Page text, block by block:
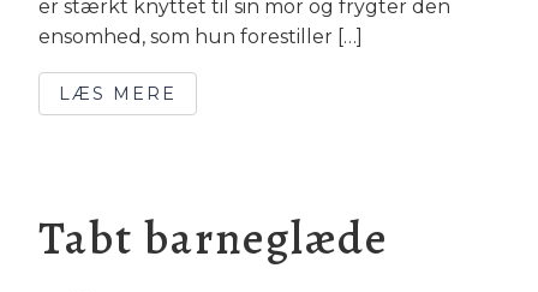
er stærkt knyttet til sin mor og frygter den
ensomhed, som hun forestiller […]
LÆS MERE
Tabt barneglæde